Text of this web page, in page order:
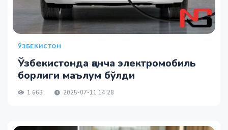
ЎЗБЕКИСТОН
Ўзбекистонда қанча электромобиль
борлиги маълум бўлди
1 663 2025-07-11 14:28